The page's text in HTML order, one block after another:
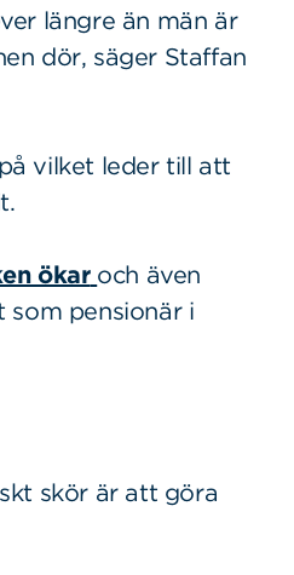
längre än män är
dör, säger Staffan
vilket leder till att
ökar och även
som pensionär i
skör är att göra